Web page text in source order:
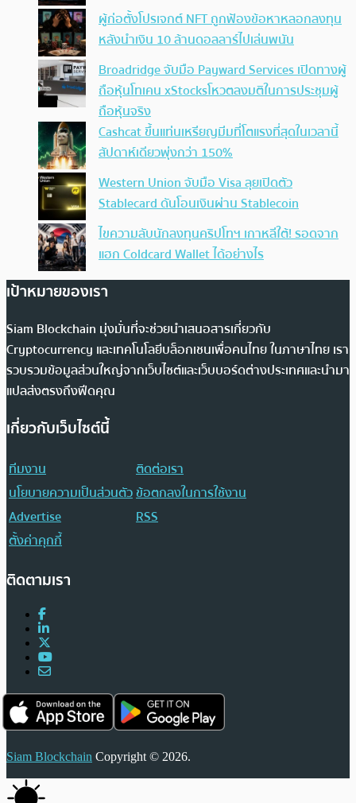
ผู้ก่อตั้งโปรเจกต์ NFT ถูกฟ้องข้อหาหลอกลงทุน
หลังนำเงิน 10 ล้านดอลลาร์ไปเล่นพนัน
Broadridge จับมือ Payward Services เปิดทางผู้
ถือหุ้นโทเคน xStocksโหวตลงมติในการประชุมผู้
ถือหุ้นจริง
Cashcat ขึ้นแท่นเหรียญมีมที่โตแรงที่สุดในเวลานี้
สัปดาห์เดียวพุ่งกว่า 150%
Western Union จับมือ Visa ลุยเปิดตัว
Stablecard ดันโอนเงินผ่าน Stablecoin
ไขความลับนักลงทุนคริปโทฯ เกาหลีใต้! รอดจาก
แฮก Coldcard Wallet ได้อย่างไร
เป้าหมายของเรา
Siam Blockchain มุ่งมั่นที่จะช่วยนำเสนอสารเกี่ยวกับ
Cryptocurrency และเทคโนโลยีบล็อกเชนเพื่อคนไทย ในภาษาไทย เรา
รวบรวมข้อมูลส่วนใหญ่จากเว็บไซต์และเว็บบอร์ดต่างประเทศและนำมา
แปลส่งตรงถึงฟีดคุณ
เกี่ยวกับเว็บไซต์นี้
ทีมงาน
ติดต่อเรา
นโยบายความเป็นส่วนตัวข้อตกลงในการใช้งาน
Advertise
RSS
ตั้งค่าคุกกี้
ติดตามเรา
Siam Blockchain Copyright © 2026.